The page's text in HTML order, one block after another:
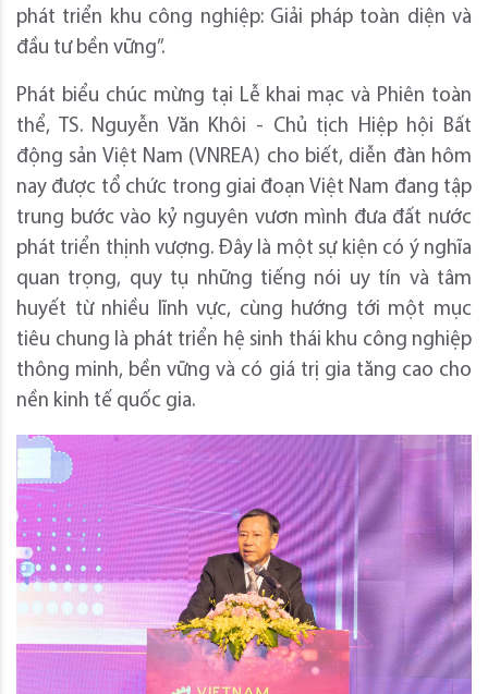
phát triển khu công nghiệp: Giải pháp toàn diện và
đầu tư bền vững”.
Phát biểu chúc mừng tại Lễ khai mạc và Phiên toàn
thể, TS. Nguyễn Văn Khôi - Chủ tịch Hiệp hội Bất
động sản Việt Nam (VNREA) cho biết, diễn đàn hôm
nay được tổ chức trong giai đoạn Việt Nam đang tập
trung bước vào kỷ nguyên vươn mình đưa đất nước
phát triển thịnh vượng. Đây là một sự kiện có ý nghĩa
quan trọng, quy tụ những tiếng nói uy tín và tâm
huyết từ nhiều lĩnh vực, cùng hướng tới một mục
tiêu chung là phát triển hệ sinh thái khu công nghiệp
thông minh, bền vững và có giá trị gia tăng cao cho
nền kinh tế quốc gia.